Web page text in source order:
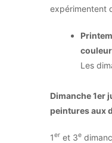
expérimentent
Les
Dimanche 1er
peintures aux
1er et 3e